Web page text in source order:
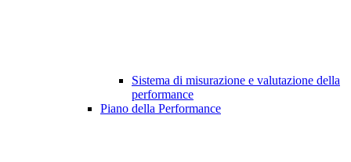
Sistema di misurazione e valutazione della
performance
Piano della Performance